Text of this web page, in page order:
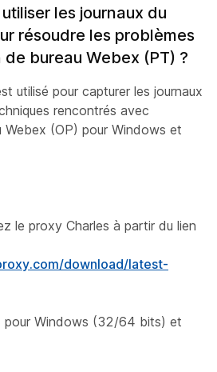
les journaux du
résoudre les problèmes
de bureau Webex (PT) ?
utilisé pour capturer les journaux
rencontrés avec
Webex (OP) pour Windows et
le proxy Charles à partir du lien
download/latest-
pour Windows (32/64 bits) et